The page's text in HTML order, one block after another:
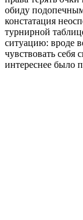
обиду
констатация
турнирной
ситуацию: вроде
чувствовать себя
интереснее было